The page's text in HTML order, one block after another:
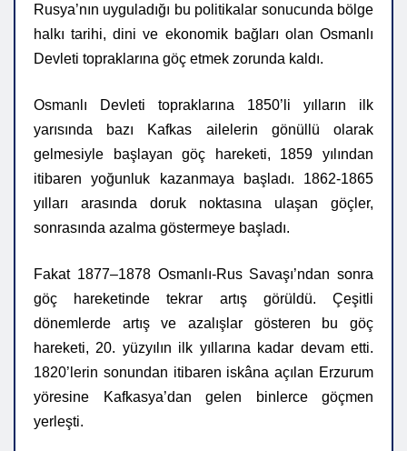
Rusya’nın uyguladığı bu politikalar sonucunda bölge
halkı tarihi, dini ve ekonomik bağları olan Osmanlı
Devleti topraklarına göç etmek zorunda kaldı.
Osmanlı Devleti topraklarına 1850’li yılların ilk
yarısında bazı Kafkas ailelerin gönüllü olarak
gelmesiyle başlayan göç hareketi, 1859 yılından
itibaren yoğunluk kazanmaya başladı. 1862-1865
yılları arasında doruk noktasına ulaşan göçler,
sonrasında azalma göstermeye başladı.
Fakat 1877–1878 Osmanlı-Rus Savaşı’ndan sonra
göç hareketinde tekrar artış görüldü. Çeşitli
dönemlerde artış ve azalışlar gösteren bu göç
hareketi, 20. yüzyılın ilk yıllarına kadar devam etti.
1820’lerin sonundan itibaren iskâna açılan Erzurum
yöresine Kafkasya’dan gelen binlerce göçmen
yerleşti.